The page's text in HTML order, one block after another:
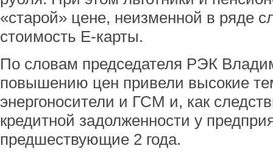
«старой» цене, неизменной в ряде
стоимость Е-карты.
По словам председателя РЭК
повышению цен привели высокие
энергоносители и ГСМ и, как
кредитной задолженности у
предшествующие 2 года.